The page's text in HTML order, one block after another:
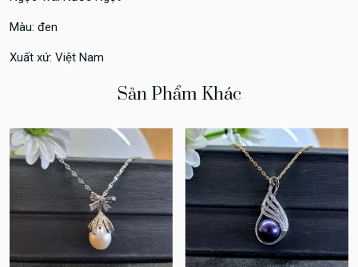
Màu: đen
Xuất xứ: Việt Nam
Sản Phẩm Khác